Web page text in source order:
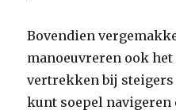
Bovendien
manoeuvreren ook het
vertrekken bij steigers
kunt soepel